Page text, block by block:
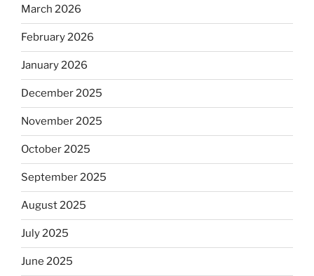
March 2026
February 2026
January 2026
December 2025
November 2025
October 2025
September 2025
August 2025
July 2025
June 2025